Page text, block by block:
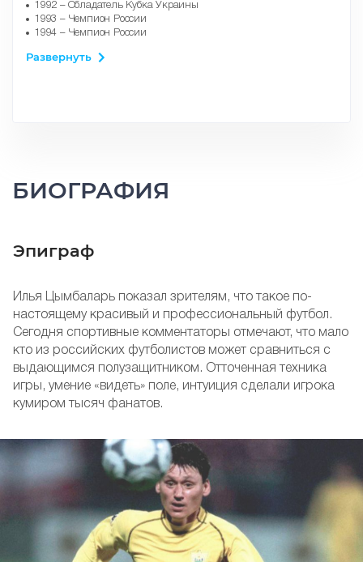
1992 – Обладатель Кубка Украины
1993 – Чемпион России
1994 – Чемпион России
1996 – Чемпион России
Развернуть
БИОГРАФИЯ
Эпиграф
Илья Цымбаларь показал зрителям, что такое по-
настоящему красивый и профессиональный футбол.
Сегодня спортивные комментаторы отмечают, что мало
кто из российских футболистов может сравниться с
выдающимся полузащитником. Отточенная техника
игры, умение «видеть» поле, интуиция сделали игрока
кумиром тысяч фанатов.